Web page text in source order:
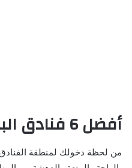
أفضل 6 فنادق البحر الميت الاردن موصى بها 2023
من لحظة دخولك لمنطقة